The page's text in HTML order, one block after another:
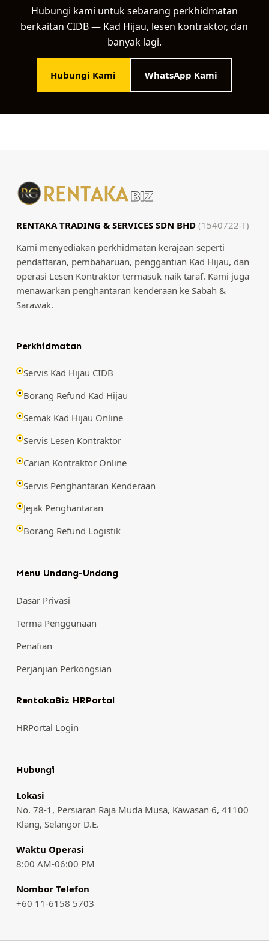
Hubungi kami untuk sebarang perkhidmatan
berkaitan CIDB — Kad Hijau, lesen kontraktor, dan
banyak lagi.
Hubungi Kami WhatsApp Kami
RENTAKA TRADING & SERVICES SDN BHD (1540722-T)
Kami menyediakan perkhidmatan kerajaan seperti
pendaftaran, pembaharuan, penggantian Kad Hijau, dan
operasi Lesen Kontraktor termasuk naik taraf. Kami juga
menawarkan penghantaran kenderaan ke Sabah &
Sarawak.
Perkhidmatan
Servis Kad Hijau CIDB
Borang Refund Kad Hijau
Semak Kad Hijau Online
Servis Lesen Kontraktor
Carian Kontraktor Online
Servis Penghantaran Kenderaan
Jejak Penghantaran
Borang Refund Logistik
Menu Undang-Undang
Dasar Privasi
Terma Penggunaan
Penafian
Perjanjian Perkongsian
RentakaBiz HRPortal
HRPortal Login
Hubungi
Lokasi
No. 78-1, Persiaran Raja Muda Musa, Kawasan 6, 41100
Klang, Selangor D.E.
Waktu Operasi
8:00 AM-06:00 PM
Nombor Telefon
+60 11-6158 5703